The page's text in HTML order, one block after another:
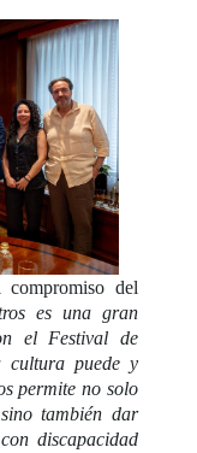
del
es una gran
el Festival de
cultura puede y
permite no solo
también dar
discapacidad